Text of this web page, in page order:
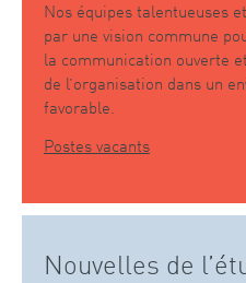
Nos équipes talentueuses
par une vision commune
la communication ouverte
de l’organisation dans un
favorable.
Postes vacants
Nouvelles de